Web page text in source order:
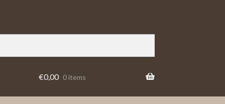
€0,00 0 items